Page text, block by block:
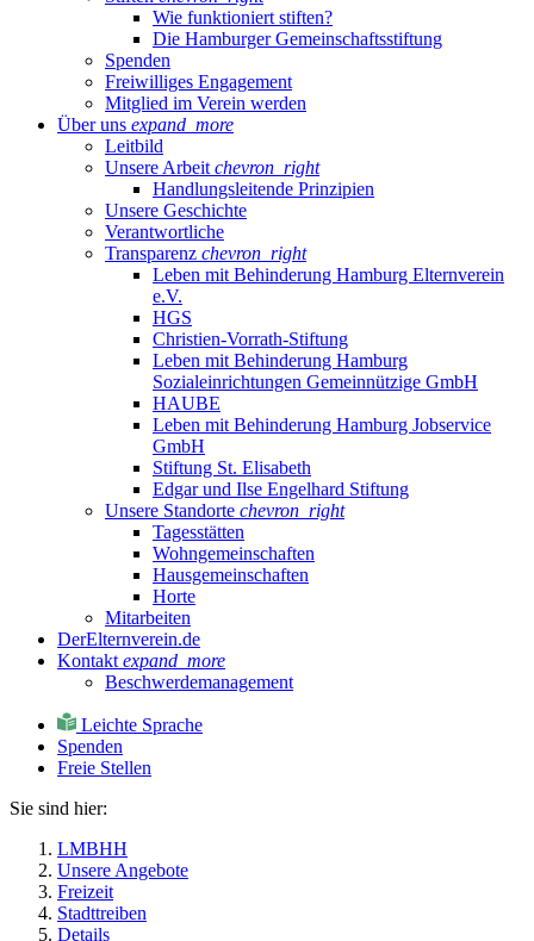
Wie funktioniert stiften?
Die Hamburger Gemeinschaftsstiftung
Spenden
Freiwilliges Engagement
Mitglied im Verein werden
Über uns expand_more
Leitbild
Unsere Arbeit chevron_right
Handlungsleitende Prinzipien
Unsere Geschichte
Verantwortliche
Transparenz chevron_right
Leben mit Behinderung Hamburg Elternverein
e.V.
HGS
Christien-Vorrath-Stiftung
Leben mit Behinderung Hamburg
Sozialeinrichtungen Gemeinnützige GmbH
HAUBE
Leben mit Behinderung Hamburg Jobservice
GmbH
Stiftung St. Elisabeth
Edgar und Ilse Engelhard Stiftung
Unsere Standorte chevron_right
Tagesstätten
Wohngemeinschaften
Hausgemeinschaften
Horte
Mitarbeiten
DerElternverein.de
Kontakt expand_more
Beschwerdemanagement
Leichte Sprache
Spenden
Freie Stellen
Sie sind hier:
LMBHH
Unsere Angebote
Freizeit
Stadttreiben
Details